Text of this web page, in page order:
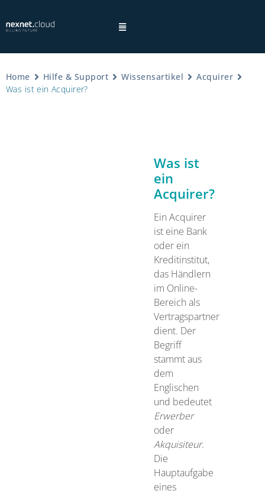
Home Hilfe & Support Wissensartikel
Acquirer
Was ist ein Acquirer?
Was ist
ein
Acquirer?
Ein Acquirer
ist eine Bank
oder ein
Kreditinstitut,
das Händlern
im Online-
Bereich als
Vertragspartner
dient. Der
Begriff
stammt aus
dem
Englischen
und bedeutet
Erwerber
oder
Akquisiteur.
Die
Hauptaufgabe
eines